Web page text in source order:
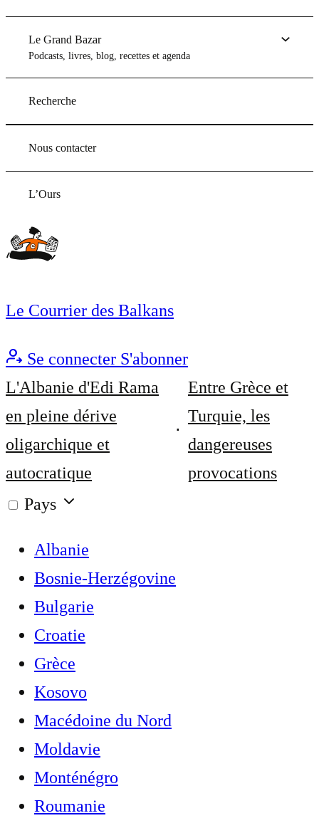
Le Grand Bazar
Podcasts, livres, blog, recettes et agenda
Recherche
Nous contacter
L’Ours
Le Courrier des Balkans
Se connecter S'abonner
L'Albanie d'Edi Rama
en pleine dérive
oligarchique et
autocratique
Entre Grèce et
Turquie, les
dangereuses
provocations
Pays
Albanie
Bosnie-Herzégovine
Bulgarie
Croatie
Grèce
Kosovo
Macédoine du Nord
Moldavie
Monténégro
Roumanie